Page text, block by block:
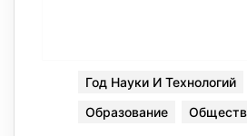
Год Науки И Технологий
Образование